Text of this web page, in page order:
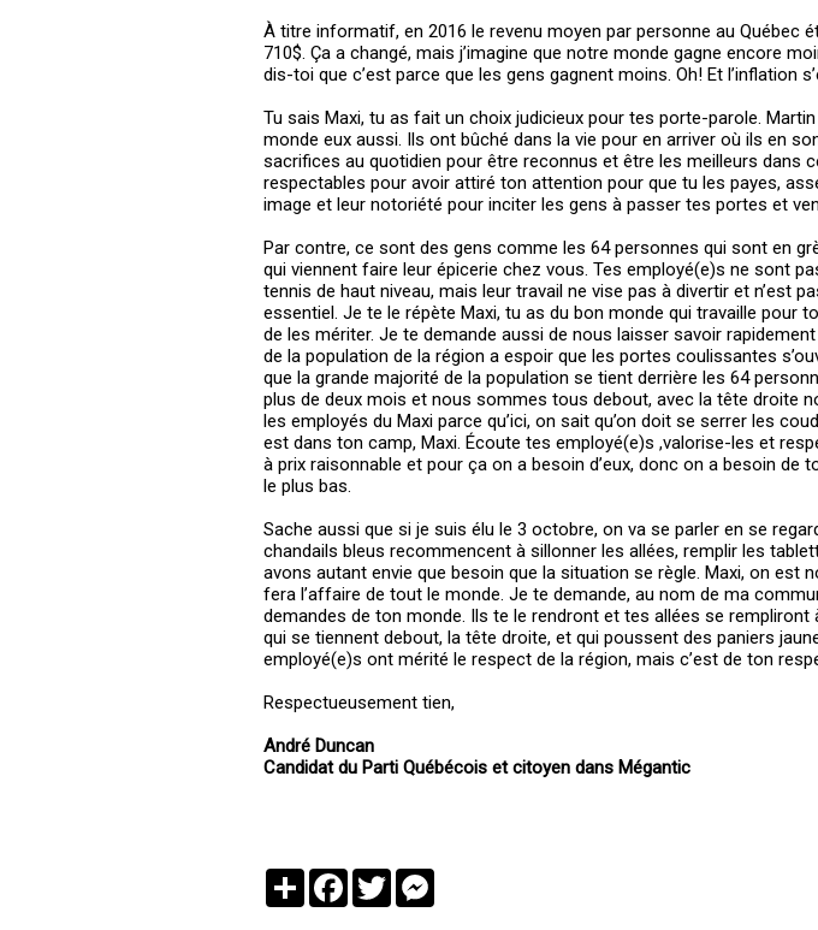
À titre informatif, en 2016 le revenu moyen par personne au Québec
710$. Ça a changé, mais j’imagine que notre monde gagne encore
dis-toi que c’est parce que les gens gagnent moins. Oh! Et l’inflation
Tu sais Maxi, tu as fait un choix judicieux pour tes porte-parole.
monde eux aussi. Ils ont bûché dans la vie pour en arriver où ils en
sacrifices au quotidien pour être reconnus et être les meilleurs dans
respectables pour avoir attiré ton attention pour que tu les payes,
image et leur notoriété pour inciter les gens à passer tes portes et
Par contre, ce sont des gens comme les 64 personnes qui sont en
qui viennent faire leur épicerie chez vous. Tes employé(e)s ne sont
tennis de haut niveau, mais leur travail ne vise pas à divertir et n’est
essentiel. Je te le répète Maxi, tu as du bon monde qui travaille pour
de les mériter. Je te demande aussi de nous laisser savoir
de la population de la région a espoir que les portes coulissantes
que la grande majorité de la population se tient derrière les 64
plus de deux mois et nous sommes tous debout, avec la tête droite
les employés du Maxi parce qu’ici, on sait qu’on doit se serrer les
est dans ton camp, Maxi. Écoute tes employé(e)s ,valorise-les et
à prix raisonnable et pour ça on a besoin d’eux, donc on a besoin de
le plus bas.
Sache aussi que si je suis élu le 3 octobre, on va se parler en se
chandails bleus recommencent à sillonner les allées, remplir les
avons autant envie que besoin que la situation se règle. Maxi, on est
fera l’affaire de tout le monde. Je te demande, au nom de ma
demandes de ton monde. Ils te le rendront et tes allées se
qui se tiennent debout, la tête droite, et qui poussent des paniers
employé(e)s ont mérité le respect de la région, mais c’est de ton
Respectueusement tien,
André Duncan
Candidat du Parti Québécois et citoyen dans Mégantic
PartagerFacebook
TwitterMessenger